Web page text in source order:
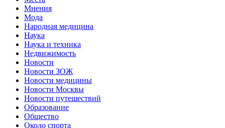
Мнения
Мода
Народная медицина
Наука
Наука и техника
Недвижимость
Новости
Новости ЗОЖ
Новости медицины
Новости Москвы
Новости путешествий
Образование
Общество
Около спорта